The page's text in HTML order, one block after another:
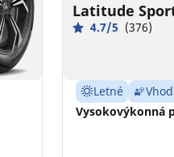
Latitude
4.7/5 (376)
Letné
Vysokovýkonná